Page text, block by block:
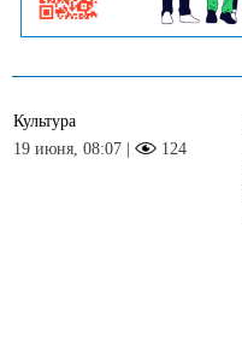
Культура
19 июня, 08:07 |
124